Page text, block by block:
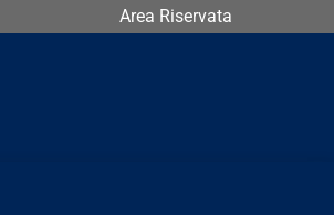
Area Riservata